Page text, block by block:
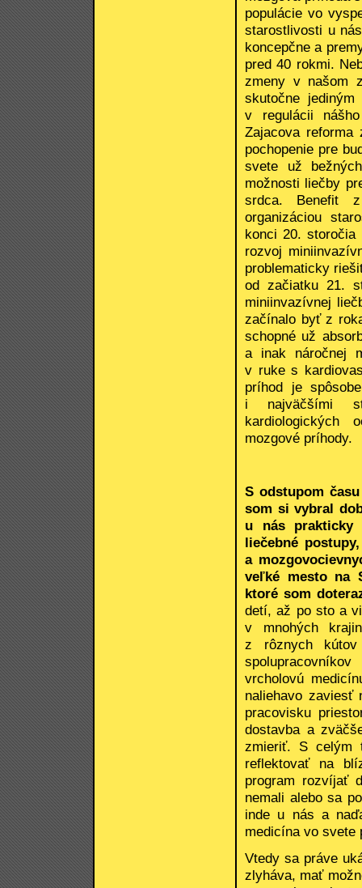
populácie vo
starostlivosti u
koncepčne a
pred 40 rokmi.
zmeny v našom
skutočne
v regulácii
Zajacova reforma
pochopenie pre
svete už
možnosti liečby
srdca. Benefit
organizáciou
konci 20.
rozvoj
problematicky
od začiatku 21.
miniinvazívnej
začínalo byť z
schopné už
a inak náročnej
v ruke s
príhod je
i najväčšími
kardiologických
mozgové príhody.
S odstupom
som si vybral
u nás prakticky
liečebné
a
veľké mesto na
ktoré som
detí, až po sto a
v mnohých
z rôznych
vrcholovú
naliehavo zaviesť
pracovisku
dostavba a
zmieriť. S celým
reflektovať na
program rozvíjať
nemali alebo sa
inde u nás a
medicína vo svete
Vtedy sa práve
zlyháva, mať